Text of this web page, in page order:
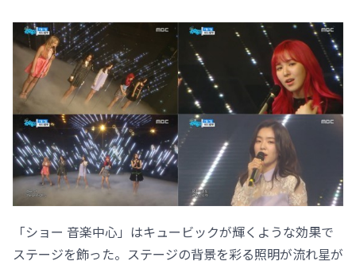
「ショー 音楽中心」はキュービックが輝くような効果で
ステージを飾った。ステージの背景を彩る照明が流れ星が